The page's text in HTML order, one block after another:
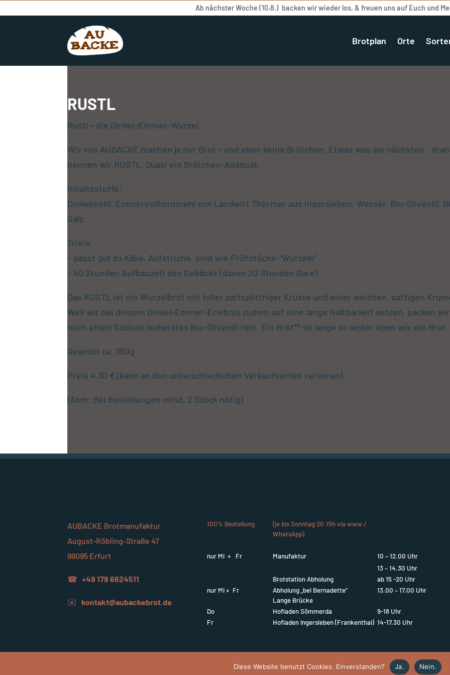
Ab nächster Woche (10.8.) backen wir wieder los, & freuen uns auf Euch und
Brotplan Orte
RUSTL
Rustl – die Dinkel-Emmer-Wurzel.
Wir von AUBACKE machen ja nur Brot – und eben keine Brötchen. Etwas was am nächsten
nennen wir RUSTL. Quasi ein Brötchen-Adäquat.
Inhaltsstoffe:
Dinkelmehl, Emmervollkornmehl von Landwirt Thörmer aus Ingersleben, Wasser, Bio-Olivenöl,
Salz
Trivia:
– passt gut zu Käse, Aufstriche, sind wie Frühstücks-“Wurzeln“
– 40 Stunden Aufbauzeit des Gebäcks (davon 20 Stunden Gare)
Das RUSTL ist ein Wurzelbrot mit toller zartsplittriger Kruste und einer weichen, saftigen
Weil wir bei diesem Dinkel-Emmer-Erlebnis zudem auf eine lange Haltbarkeit setzen, packen wir
noch einen Schluck leckerstes Bio-Olivenöl rein. Ein Bröt** so lange so lecker eben wie ein Brot.
Gewicht ca. 350g
Preis 4,30 € (kann an den unterschiedlichen Verkaufsorten variieren)
(Anm: Bei Bestellungen mind. 2 Stück nötig)
AUBACKE Brotmanufaktur
August-Röbling-Straße 47
99095 Erfurt
☎+49 179 6624511
✉️kontakt@aubackebrot.de
100% Bestellung
(je bis Sonntag 20.15h via www /
WhatsApp)
nur Mi + Fr Manufaktur
10 – 12.00 Uhr
13 – 14.30 Uhr
Brotstation Abholung
ab 15 -20 Uhr
nur Mi + Fr
Abholung „bei Bernadette“
Lange Brücke
13.00 – 17.00 Uhr
Do Hofladen Sömmerda
9-18 Uhr
Fr
Hofladen Ingersleben (Frankenthal) 14-17.30 Uhr
Diese Website benutzt Cookies. Einverstanden? Ja. Nein.